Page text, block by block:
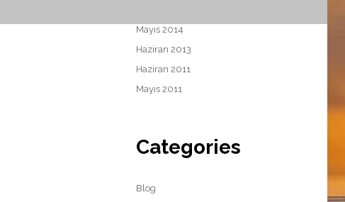
Mayıs 2014
Haziran 2013
Haziran 2011
Mayıs 2011
Categories
Blog